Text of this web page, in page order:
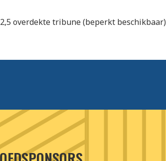
overdekte tribune (beperkt beschikbaar)